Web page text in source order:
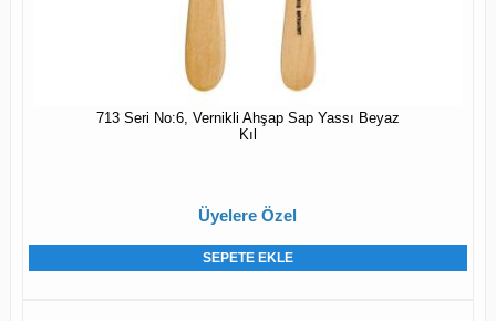
713 Seri No:6, Vernikli Ahşap Sap Yassı Beyaz
Kıl
Üyelere Özel
SEPETE EKLE